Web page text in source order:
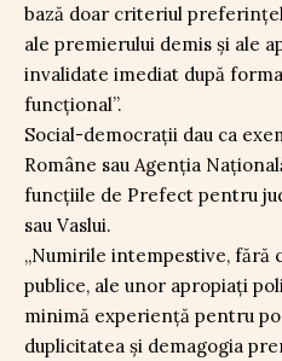
bază doar criteriul
ale premierului demis și ale
invalidate imediat după
funcțional”.
Social-democrații dau ca
Române sau Agenția
funcțiile de Prefect pentru
sau Vaslui.
„Numirile intempestive, fără
publice, ale unor apropiați
minimă experiență pentru
duplicitatea și demagogia